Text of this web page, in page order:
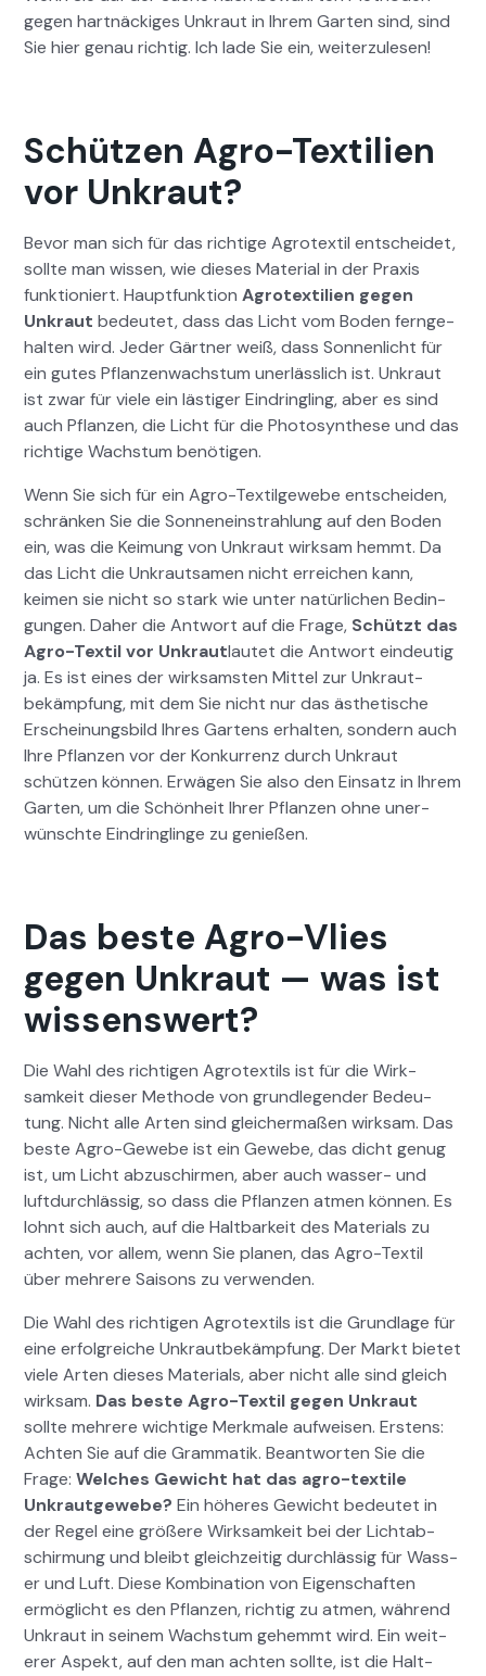
gegen hart­näck­iges Unkraut in Ihrem Garten sind, sind
Sie hier genau richtig. Ich lade Sie ein, weit­erzule­sen!
Schützen Agro-Textilien
vor Unkraut?
Bevor man sich für das richtige Agro­tex­til entschei­det,
sollte man wis­sen, wie dieses Mate­r­i­al in der Prax­is
funk­tion­iert. Haupt­funk­tionAgro­tex­tilien gegen
Unkraut bedeutet, dass das Licht vom Boden fer­nge­
hal­ten wird. Jed­er Gärt­ner weiß, dass Son­nen­licht für
ein gutes Pflanzenwach­s­tum uner­lässlich ist. Unkraut
ist zwar für viele ein lästiger Ein­drin­gling, aber es sind
auch Pflanzen, die Licht für die Pho­to­syn­these und das
richtige Wach­s­tum benöti­gen.
Wenn Sie sich für ein Agro-Tex­til­gewebe entschei­den,
schränken Sie die Sonnene­in­strahlung auf den Boden
ein, was die Keimung von Unkraut wirk­sam hemmt. Da
das Licht die Unkraut­samen nicht erre­ichen kann,
keimen sie nicht so stark wie unter natür­lichen Bedin­
gun­gen. Daher die Antwort auf die Frage, Schützt das
Agro-Tex­til vor Unkrautlautet die Antwort ein­deutig
ja. Es ist eines der wirk­sam­sten Mit­tel zur Unkraut­
bekämp­fung, mit dem Sie nicht nur das ästhetis­che
Erschei­n­ungs­bild Ihres Gartens erhal­ten, son­dern auch
Ihre Pflanzen vor der Konkur­renz durch Unkraut
schützen kön­nen. Erwä­gen Sie also den Ein­satz in Ihrem
Garten, um die Schön­heit Ihrer Pflanzen ohne uner­
wün­schte Ein­drin­glinge zu genießen.
Das beste Agro-Vlies
gegen Unkraut — was ist
wissenswert?
Die Wahl des richti­gen Agro­tex­tils ist für die Wirk­
samkeit dieser Meth­ode von grundle­gen­der Bedeu­
tung. Nicht alle Arten sind gle­icher­maßen wirk­sam. Das
beste Agro-Gewebe ist ein Gewebe, das dicht genug
ist, um Licht abzuschir­men, aber auch wass­er- und
luft­durch­läs­sig, so dass die Pflanzen atmen kön­nen. Es
lohnt sich auch, auf die Halt­barkeit des Mate­ri­als zu
acht­en, vor allem, wenn Sie pla­nen, das Agro-Tex­til
über mehrere Saisons zu ver­wen­den.
Die Wahl des richti­gen Agro­tex­tils ist die Grund­lage für
eine erfol­gre­iche Unkraut­bekämp­fung. Der Markt bietet
viele Arten dieses Mate­ri­als, aber nicht alle sind gle­ich
wirk­sam. Das beste Agro-Tex­til gegen Unkraut
sollte mehrere wichtige Merk­male aufweisen. Erstens:
Acht­en Sie auf die Gram­matik. Beant­worten Sie die
Frage:Welch­es Gewicht hat das agro-tex­tile
Unkraut­gewebe? Ein höheres Gewicht bedeutet in
der Regel eine größere Wirk­samkeit bei der Lichtab­
schir­mung und bleibt gle­ichzeit­ig durch­läs­sig für Wass­
er und Luft. Diese Kom­bi­na­tion von Eigen­schaften
ermöglicht es den Pflanzen, richtig zu atmen, während
Unkraut in seinem Wach­s­tum gehemmt wird. Ein weit­
er­er Aspekt, auf den man acht­en sollte, ist die Halt­